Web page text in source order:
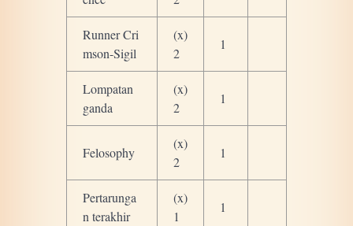
Runner Cri
mson-Sigil
(x)
2
1
Lompatan
ganda
(x)
2
1
Felosophy
(x)
2
1
Pertarunga
n terakhir
(x)
1
1